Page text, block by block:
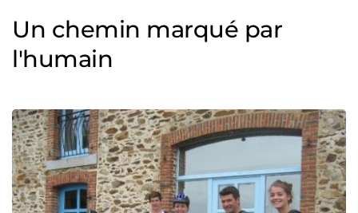
Un chemin marqué par
l'humain